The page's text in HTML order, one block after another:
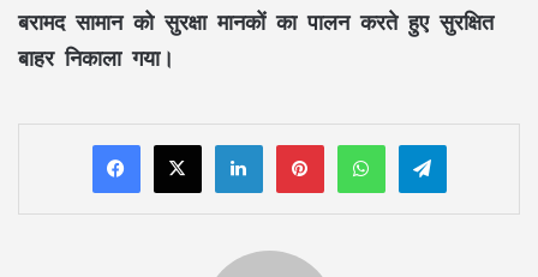
बरामद सामान को सुरक्षा मानकों का पालन करते हुए सुरक्षित
बाहर निकाला गया।
LinkedInPinterestWhatsAppTelegram